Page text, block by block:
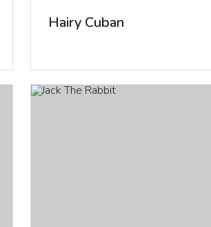
Hairy Cuban